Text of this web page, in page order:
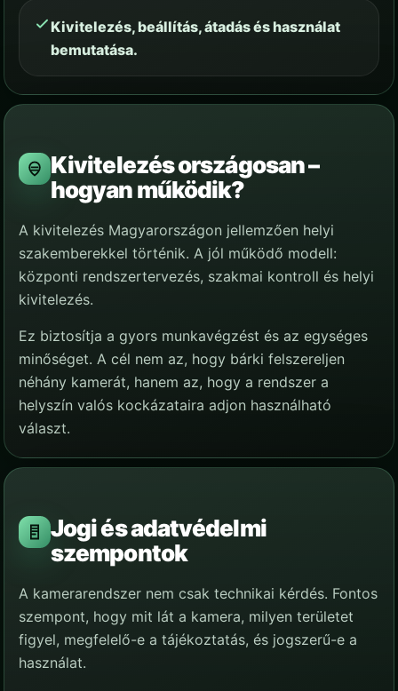
Kivitelezés, beállítás, átadás és használat
bemutatása.
Kivitelezés országosan –
hogyan működik?
A kivitelezés Magyarországon jellemzően helyi
szakemberekkel történik. A jól működő modell:
központi rendszertervezés, szakmai kontroll és helyi
kivitelezés.
Ez biztosítja a gyors munkavégzést és az egységes
minőséget. A cél nem az, hogy bárki felszereljen
néhány kamerát, hanem az, hogy a rendszer a
helyszín valós kockázataira adjon használható
választ.
Jogi és adatvédelmi
szempontok
A kamerarendszer nem csak technikai kérdés. Fontos
szempont, hogy mit lát a kamera, milyen területet
figyel, megfelelő-e a tájékoztatás, és jogszerű-e a
használat.